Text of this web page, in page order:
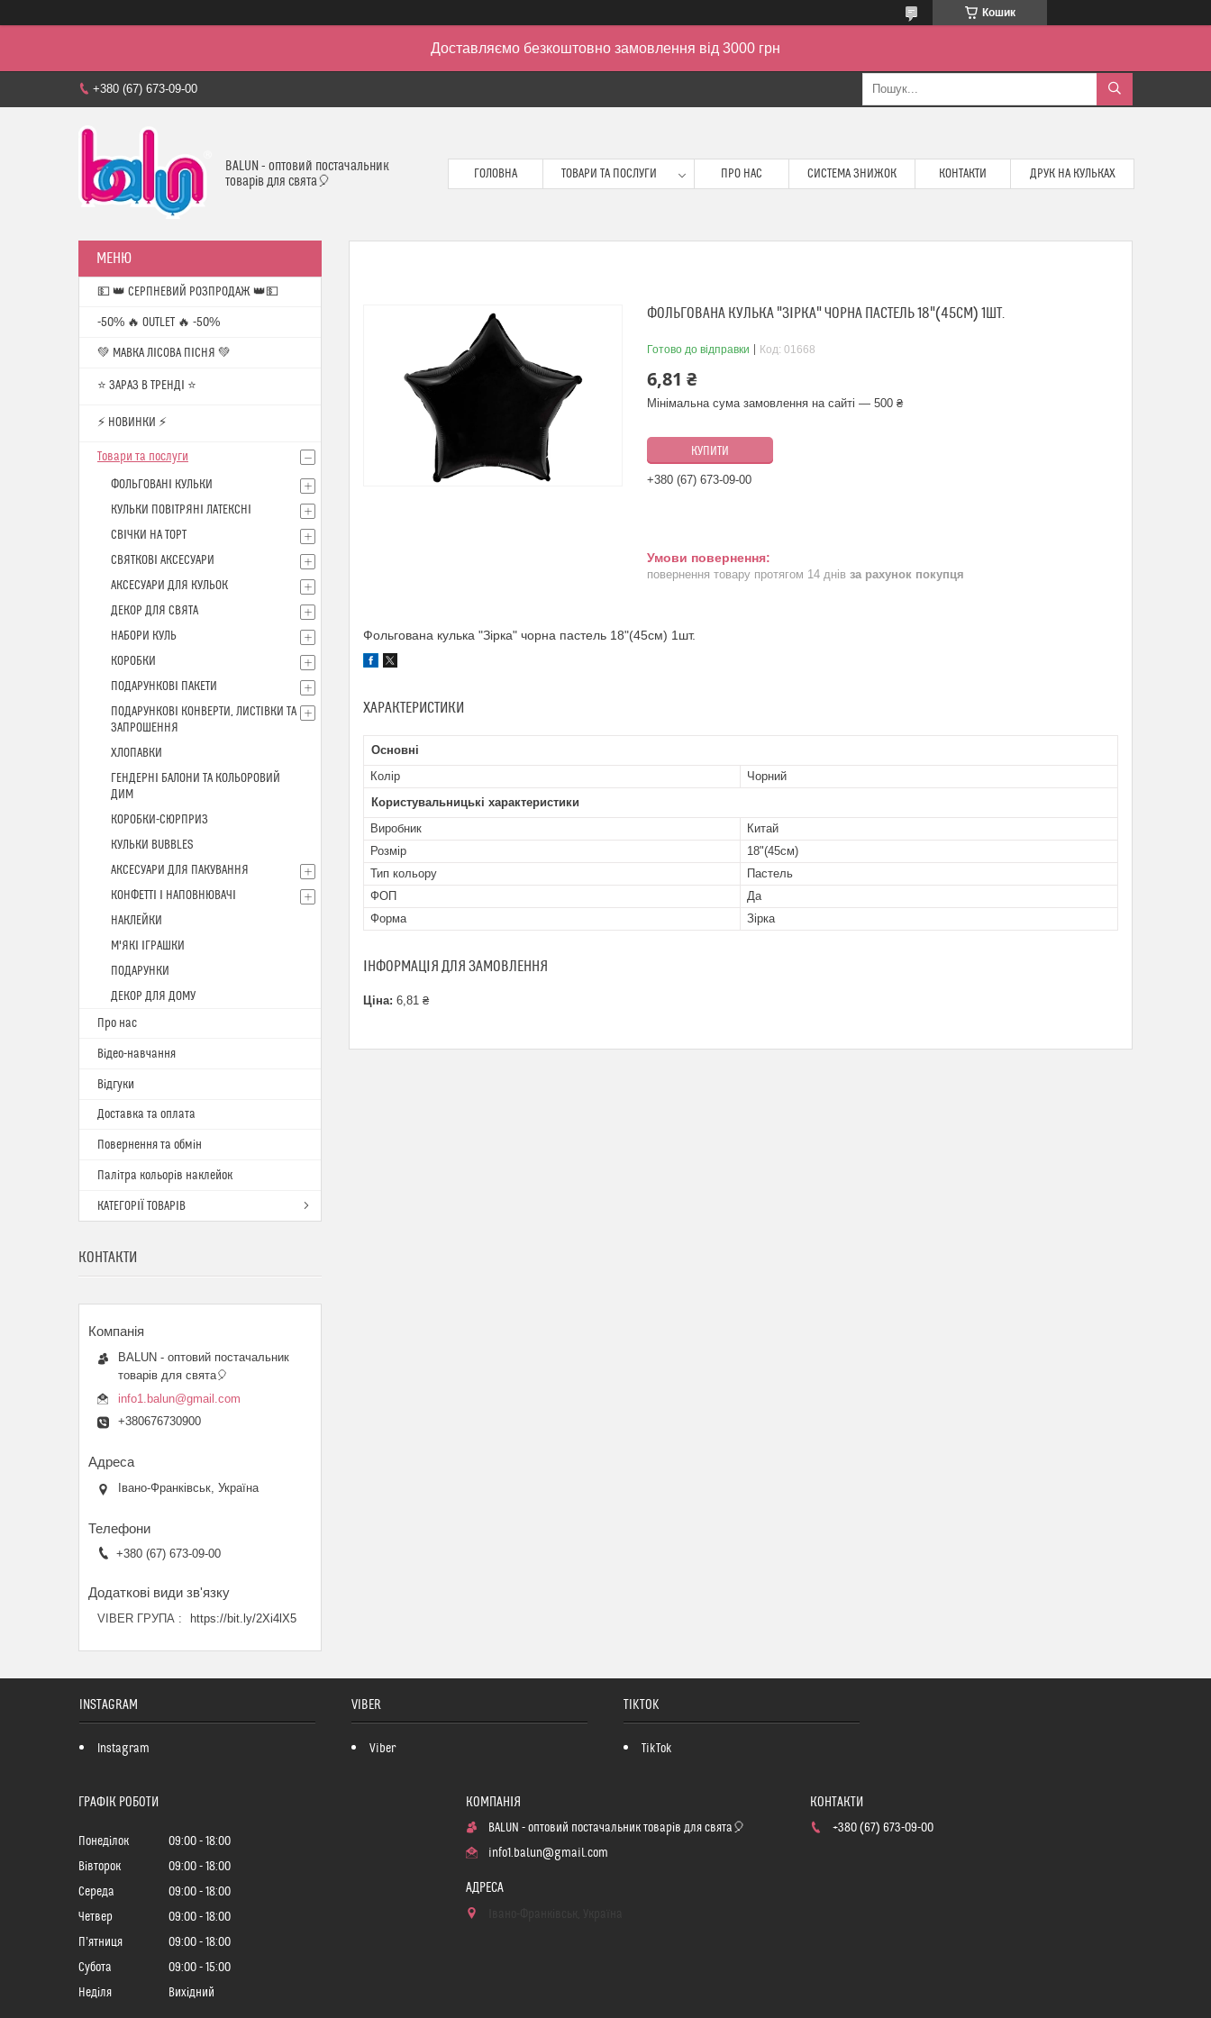
Кошик
Доставляємо безкоштовно замовлення від 3000 грн
+380 (67) 673-09-00
BALUN - оптовий постачальник
товарів для свята🎈
ГОЛОВНА ТОВАРИ ТА ПОСЛУГИ ПРО НАС СИСТЕМА ЗНИЖОК КОНТАКТИ ДРУК НА КУЛЬКАХ
ФОЛЬГОВАНА КУЛЬКА "ЗІРКА" ЧОРНА ПАСТЕЛЬ 18"(45СМ) 1ШТ.
Готово до відправки Код: 01668
6,81 ₴
Мінімальна сума замовлення на сайті — 500 ₴
КУПИТИ
+380 (67) 673-09-00
повернення товару протягом 14 днів за рахунок покупця
Фольгована кулька "Зірка" чорна пастель 18"(45см) 1шт.
ХАРАКТЕРИСТИКИ
Основні
Колір
Чорний
Користувальницькі характеристики
Виробник
Китай
Розмір
18"(45см)
Тип кольору
Пастель
ФОП
Да
Форма
Зірка
ІНФОРМАЦІЯ ДЛЯ ЗАМОВЛЕННЯ
Ціна: 6,81 ₴
💵 👑 СЕРПНЕВИЙ РОЗПРОДАЖ 👑💵
-50% 🔥 OUTLET 🔥 -50%
💚 МАВКА ЛІСОВА ПІСНЯ 💚
⭐️ ЗАРАЗ В ТРЕНДІ ⭐️
⚡ НОВИНКИ ⚡
Товари та послуги
ФОЛЬГОВАНІ КУЛЬКИ
КУЛЬКИ ПОВІТРЯНІ ЛАТЕКСНІ
СВІЧКИ НА ТОРТ
СВЯТКОВІ АКСЕСУАРИ
АКСЕСУАРИ ДЛЯ КУЛЬОК
ДЕКОР ДЛЯ СВЯТА
НАБОРИ КУЛЬ
КОРОБКИ
ПОДАРУНКОВІ ПАКЕТИ
ПОДАРУНКОВІ КОНВЕРТИ, ЛИСТІВКИ ТА
ЗАПРОШЕННЯ
ХЛОПАВКИ
ГЕНДЕРНІ БАЛОНИ ТА КОЛЬОРОВИЙ
ДИМ
КОРОБКИ-СЮРПРИЗ
КУЛЬКИ BUBBLES
АКСЕСУАРИ ДЛЯ ПАКУВАННЯ
КОНФЕТТІ І НАПОВНЮВАЧІ
НАКЛЕЙКИ
М'ЯКІ ІГРАШКИ
ПОДАРУНКИ
ДЕКОР ДЛЯ ДОМУ
Про нас
Відео-навчання
Відгуки
Доставка та оплата
Повернення та обмін
Палітра кольорів наклейок
КАТЕГОРІЇ ТОВАРІВ
КОНТАКТИ
BALUN - оптовий постачальник
товарів для свята🎈
info1.balun@gmail.com
+380676730900
Івано-Франківськ, Україна
+380 (67) 673-09-00
VIBER ГРУПА https://bit.ly/2Xi4lX5
INSTAGRAM
Instagram
VIBER
Viber
TIKTOK
TikTok
ГРАФІК РОБОТИ
Понеділок 09:00
18:00
Вівторок
09:00
18:00
Середа
09:00
18:00
Четвер
09:00
18:00
Пʼятниця
09:00
18:00
Субота
09:00
15:00
Неділя
Вихідний
BALUN - оптовий постачальник товарів для свята🎈
info1.balun@gmail.com
+380 (67) 673-09-00